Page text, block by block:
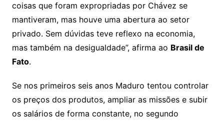
coisas que foram expropriadas por Chávez se
mantiveram, mas houve uma abertura ao setor
privado. Sem dúvidas teve reflexo na economia,
mas também na desigualdade”, afirma ao Brasil de
Fato.
Se nos primeiros seis anos Maduro tentou controlar
os preços dos produtos, ampliar as missões e subir
os salários de forma constante, no segundo